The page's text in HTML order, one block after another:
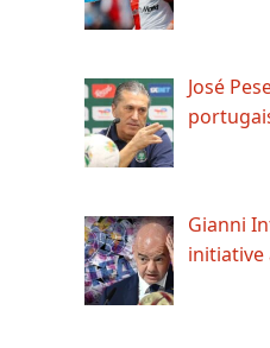
José
Gianni
initiative